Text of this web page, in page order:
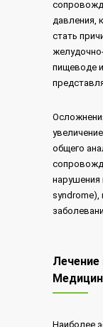
давления,
стать
пищеводе
общего
нарушения
syndrome),
Лечение
Наиболее